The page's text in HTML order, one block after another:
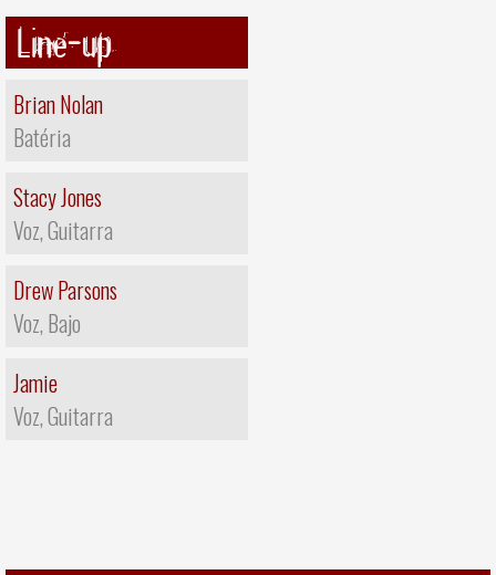
Line-up
Brian Nolan
Batéria
Stacy Jones
Voz, Guitarra
Drew Parsons
Voz, Bajo
Jamie
Voz, Guitarra